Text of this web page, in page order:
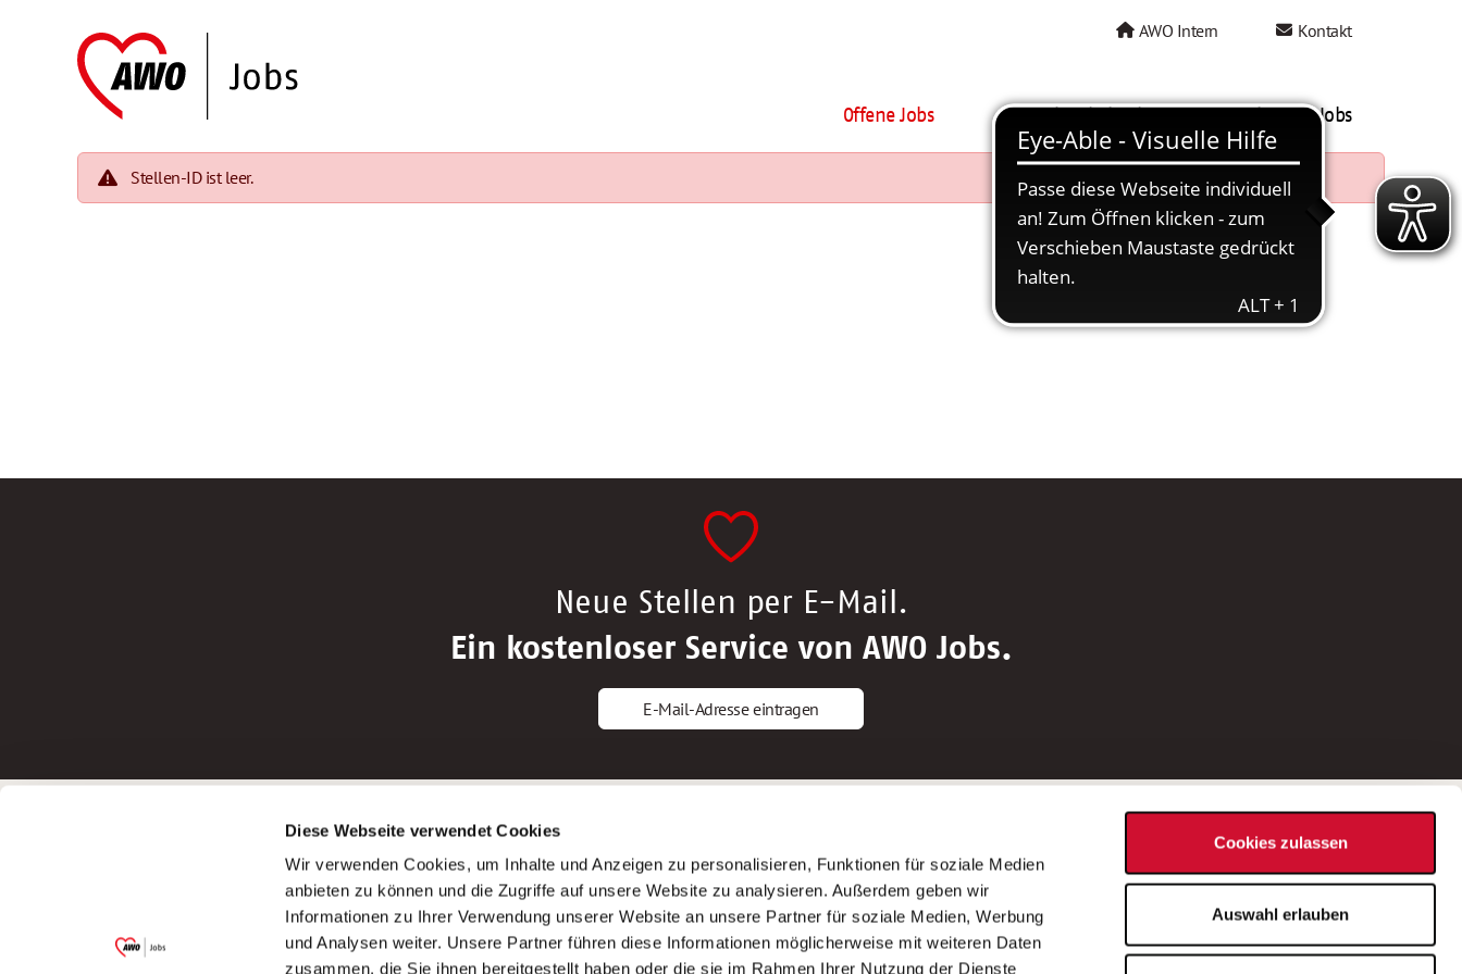
Diese Webseite verwendet Cookies
Wir verwenden Cookies, um Inhalte und Anzeigen zu personalisieren, Funktionen für soziale Medien
anbieten zu können und die Zugriffe auf unsere Website zu analysieren. Außerdem geben wir
Informationen zu Ihrer Verwendung unserer Website an unsere Partner für soziale Medien, Werbung
und Analysen weiter. Unsere Partner führen diese Informationen möglicherweise mit weiteren Daten
zusammen, die Sie ihnen bereitgestellt haben oder die sie im Rahmen Ihrer Nutzung der Dienste
Cookies zulassen
Auswahl erlauben
AWO Intern Kontakt
Offene Jobs AWO als Arbeitgeber Mein AWO Jobs
Stellen-ID ist leer.
Neue Stellen per E-Mail.
Ein kostenloser Service von AWO Jobs.
E-Mail-Adresse eintragen
Garitz Bewirtschaftungsbetriebe GmbH
(Ein Tochterunternehmen des AWO
Bezirksverbandes Unterfranken e.V.)
Bewerbungstipps
Bewerbung als Altenpfleger*in
Bewerbung als Krankenpfleger*in
Bewerbung als Altenpflegehelfer*in
Bewerbung als Erzieher*in
AWO Gliederungen nach Bundesland
Stellenangebote nach Bundesländern
Sitemap
Impressum
Datenschutz
Bei Fragen zu einer Stellenausschreibung
wenden Sie sich bitte an die*den in der
Stellenausschreibung genannte*n